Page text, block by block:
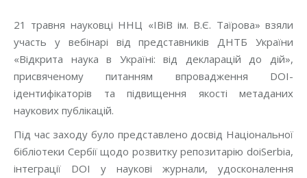
21 травня науковці ННЦ «ІВіВ ім. В.Є. Таїрова» взяли
участь у вебінарі від представників ДНТБ України
«Відкрита наука в Україні: від декларацій до дій»,
присвяченому питанням впровадження DOI-
ідентифікаторів та підвищення якості метаданих
наукових публікацій.
Під час заходу було представлено досвід Національної
бібліотеки Сербії щодо розвитку репозитарію doiSerbia,
інтеграції DOI у наукові журнали, удосконалення